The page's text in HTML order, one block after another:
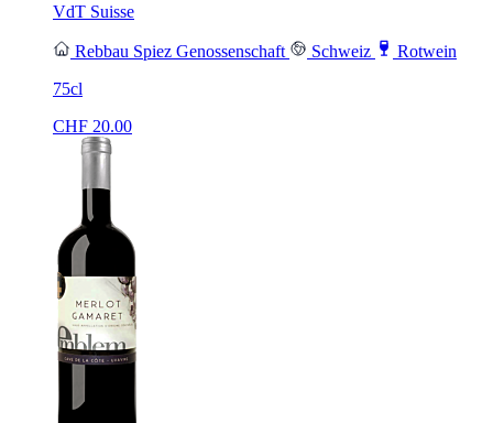
VdT Suisse
Rebbau Spiez Genossenschaft Schweiz
Rotwein
75cl
CHF 20.00